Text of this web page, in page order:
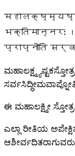
भक्तिमान्नरः
प्राप्नोति
ಈ ಮಹಾಲಕ್ಷ್ಮೀ
ಎಲ್ಲಾ ರೀತಿಯ